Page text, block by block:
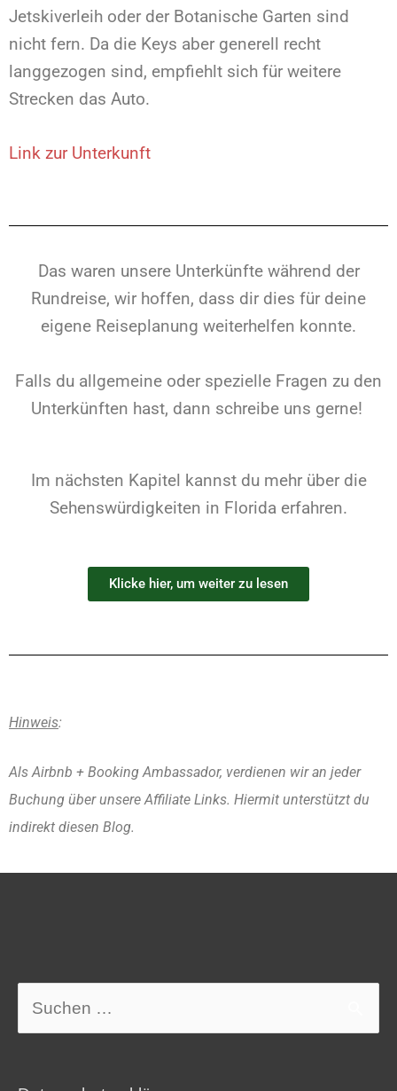
Jetskiverleih oder der Botanische Garten sind
nicht fern. Da die Keys aber generell recht
langgezogen sind, empfiehlt sich für weitere
Strecken das Auto.
Link zur Unterkunft
Das waren unsere Unterkünfte während der
Rundreise, wir hoffen, dass dir dies für deine
eigene Reiseplanung weiterhelfen konnte.
Falls du allgemeine oder spezielle Fragen zu den
Unterkünften hast, dann schreibe uns gerne!
Im nächsten Kapitel kannst du mehr über die
Sehenswürdigkeiten in Florida erfahren.
Klicke hier, um weiter zu lesen
Hinweis:
Als Airbnb + Booking Ambassador, verdienen wir an jeder
Buchung über unsere Affiliate Links. Hiermit unterstützt du
indirekt diesen Blog.
Suchen
nach: